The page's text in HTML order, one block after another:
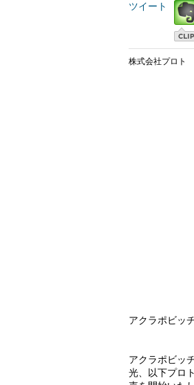
ツイート
株式会社プロト
アクラポビッ
アクラポビッ
光、以下プロ